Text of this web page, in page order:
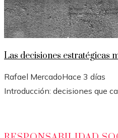
Las decisiones estratégicas
Rafael MercadoHace 3 días
Introducción: decisiones que